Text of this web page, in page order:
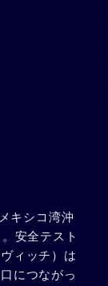
キシコ湾沖
安全テスト
ィッチ）は
につながっ